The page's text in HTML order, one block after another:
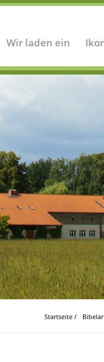
Wir laden ein
Startseite /